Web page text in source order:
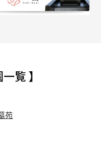
覧 】
苑